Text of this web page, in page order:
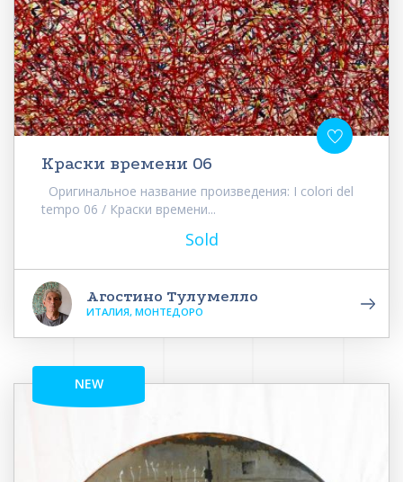
Краски времени 06
Оригинальное название произведения: I colori del
tempo 06 / Краски времени...
Sold
Агостино Тулумелло
ИТАЛИЯ, МОНТЕДОРО
NEW